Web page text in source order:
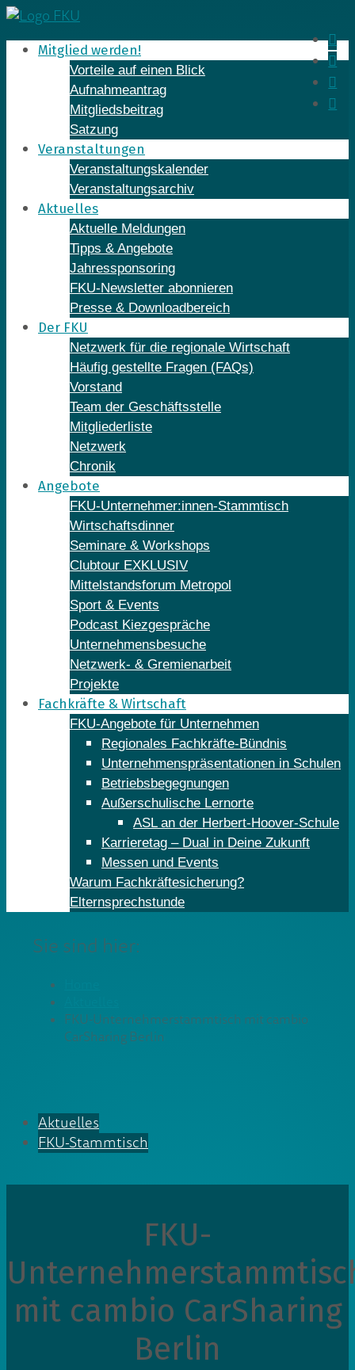
Skip
to
contentMitglied werden!
Vorteile auf einen Blick
Aufnahmeantrag
Mitgliedsbeitrag
Satzung
Veranstaltungen
Veranstaltungskalender
Veranstaltungsarchiv
Aktuelles
Aktuelle Meldungen
Tipps & Angebote
Jahressponsoring
FKU-Newsletter abonnieren
Presse & Downloadbereich
Der FKU
Netzwerk für die regionale Wirtschaft
Häufig gestellte Fragen (FAQs)
Vorstand
Team der Geschäftsstelle
Mitgliederliste
Netzwerk
Chronik
Angebote
FKU-Unternehmer:innen-Stammtisch
Wirtschaftsdinner
Seminare & Workshops
Clubtour EXKLUSIV
Mittelstandsforum Metropol
Sport & Events
Podcast Kiezgespräche
Unternehmensbesuche
Netzwerk- & Gremienarbeit
Projekte
Fachkräfte & Wirtschaft
FKU-Angebote für Unternehmen
Regionales Fachkräfte-Bündnis
Unternehmenspräsentationen in Schulen
Betriebsbegegnungen
Außerschulische Lernorte
ASL an der Herbert-Hoover-Schule
Karrieretag – Dual in Deine Zukunft
Messen und Events
Warum Fachkräftesicherung?
Elternsprechstunde
Sie sind hier:
FKU-Unternehmerstammtisch mit cambio
CarSharing Berlin
Aktuelles
FKU-Stammtisch
FKU-
mit cambio CarSharing
Berlin